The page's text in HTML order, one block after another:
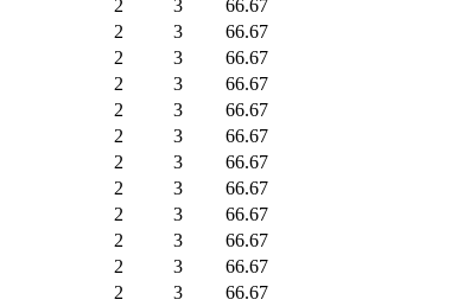
2 3
66.67
2 3
66.67
2 3
66.67
2 3
66.67
2 3
66.67
2 3
66.67
2 3
66.67
2 3
66.67
2 3
66.67
2 3
66.67
2 3
66.67
2 3
66.67